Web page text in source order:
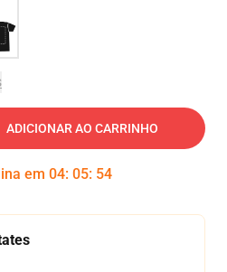
ADICIONAR AO CARRINHO
em 04: 05: 54